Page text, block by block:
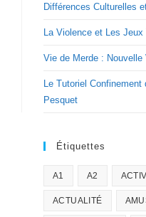
Différences Culturelles
La Violence et Les
Vie de Merde : Nouvelle
Le Tutoriel
Pesquet
Étiquettes
A1 A2
ACTUALITÉ